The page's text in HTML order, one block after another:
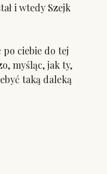
i wtedy Szejk
ciebie do tej
myśląc, jak ty,
taką daleką